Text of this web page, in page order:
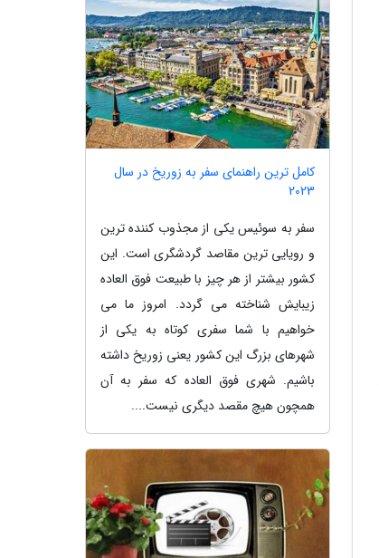
کامل ترین راهنمای سفر به زوریخ در سال
2023
سفر به سوئیس یکی از مجذوب کننده ترین
و رویایی ترین مقاصد گردشگری است. این
کشور بیشتر از هر چیز با طبیعت فوق العاده
زیبایش شناخته می گردد. امروز ما می
خواهیم با شما سفری کوتاه به یکی از
شهرهای بزرگ این کشور یعنی زوریخ داشته
باشیم. شهری فوق العاده که سفر به آن
همچون هیچ مقصد دیگری نیست....